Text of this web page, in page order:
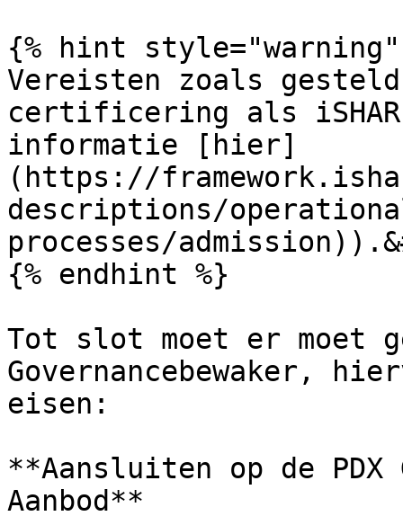
{% hint style="warning"
Vereisten zoals
certificering als
informatie [hier]
(https://
descriptions/
processes/
{% endhint %}
Tot slot moet er moet
Governancebewaker,
eisen:
**Aansluiten op de PDX
Aanbod**